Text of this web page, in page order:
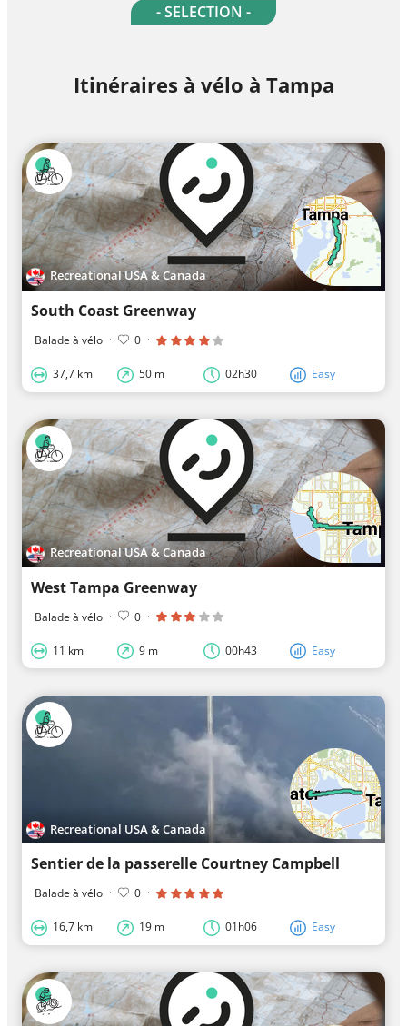
- SELECTION -
Itinéraires à vélo à Tampa
Recreational USA & Canada
South Coast Greenway
Balade à vélo · 0 ·
37,7 km 50 m 02h30 Easy
Recreational USA & Canada
West Tampa Greenway
Balade à vélo · 0 ·
11 km 9 m 00h43 Easy
Recreational USA & Canada
Sentier de la passerelle Courtney Campbell
Balade à vélo · 0 ·
16,7 km 19 m 01h06 Easy